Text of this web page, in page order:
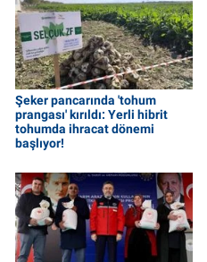
Şeker pancarında 'tohum
prangası' kırıldı: Yerli hibrit
tohumda ihracat dönemi
başlıyor!